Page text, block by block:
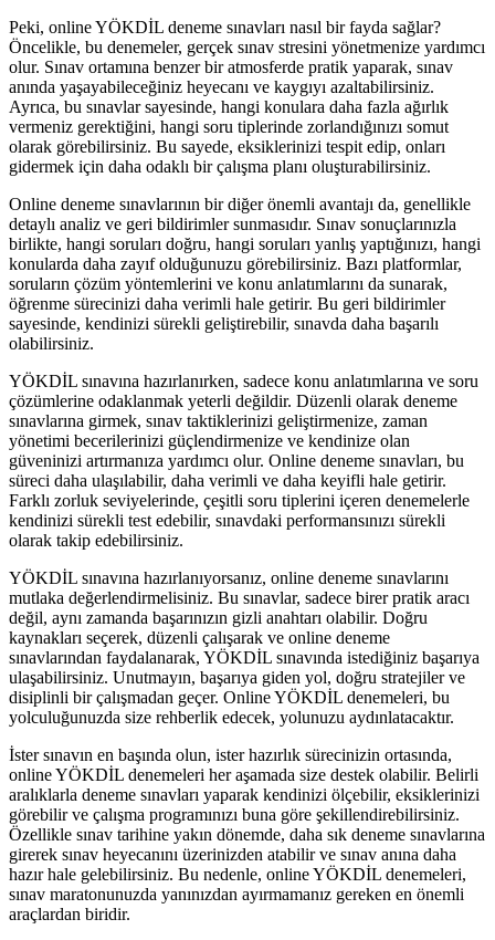
Peki, online YÖKDİL deneme sınavları nasıl bir fayda sağlar?
Öncelikle, bu denemeler, gerçek sınav stresini yönetmenize yardımcı
olur. Sınav ortamına benzer bir atmosferde pratik yaparak, sınav
anında yaşayabileceğiniz heyecanı ve kaygıyı azaltabilirsiniz.
Ayrıca, bu sınavlar sayesinde, hangi konulara daha fazla ağırlık
vermeniz gerektiğini, hangi soru tiplerinde zorlandığınızı somut
olarak görebilirsiniz. Bu sayede, eksiklerinizi tespit edip, onları
gidermek için daha odaklı bir çalışma planı oluşturabilirsiniz.
Online deneme sınavlarının bir diğer önemli avantajı da, genellikle
detaylı analiz ve geri bildirimler sunmasıdır. Sınav sonuçlarınızla
birlikte, hangi soruları doğru, hangi soruları yanlış yaptığınızı, hangi
konularda daha zayıf olduğunuzu görebilirsiniz. Bazı platformlar,
soruların çözüm yöntemlerini ve konu anlatımlarını da sunarak,
öğrenme sürecinizi daha verimli hale getirir. Bu geri bildirimler
sayesinde, kendinizi sürekli geliştirebilir, sınavda daha başarılı
olabilirsiniz.
YÖKDİL sınavına hazırlanırken, sadece konu anlatımlarına ve soru
çözümlerine odaklanmak yeterli değildir. Düzenli olarak deneme
sınavlarına girmek, sınav taktiklerinizi geliştirmenize, zaman
yönetimi becerilerinizi güçlendirmenize ve kendinize olan
güveninizi artırmanıza yardımcı olur. Online deneme sınavları, bu
süreci daha ulaşılabilir, daha verimli ve daha keyifli hale getirir.
Farklı zorluk seviyelerinde, çeşitli soru tiplerini içeren denemelerle
kendinizi sürekli test edebilir, sınavdaki performansınızı sürekli
olarak takip edebilirsiniz.
YÖKDİL sınavına hazırlanıyorsanız, online deneme sınavlarını
mutlaka değerlendirmelisiniz. Bu sınavlar, sadece birer pratik aracı
değil, aynı zamanda başarınızın gizli anahtarı olabilir. Doğru
kaynakları seçerek, düzenli çalışarak ve online deneme
sınavlarından faydalanarak, YÖKDİL sınavında istediğiniz başarıya
ulaşabilirsiniz. Unutmayın, başarıya giden yol, doğru stratejiler ve
disiplinli bir çalışmadan geçer. Online YÖKDİL denemeleri, bu
yolculuğunuzda size rehberlik edecek, yolunuzu aydınlatacaktır.
İster sınavın en başında olun, ister hazırlık sürecinizin ortasında,
online YÖKDİL denemeleri her aşamada size destek olabilir. Belirli
aralıklarla deneme sınavları yaparak kendinizi ölçebilir, eksiklerinizi
görebilir ve çalışma programınızı buna göre şekillendirebilirsiniz.
Özellikle sınav tarihine yakın dönemde, daha sık deneme sınavlarına
girerek sınav heyecanını üzerinizden atabilir ve sınav anına daha
hazır hale gelebilirsiniz. Bu nedenle, online YÖKDİL denemeleri,
sınav maratonunuzda yanınızdan ayırmamanız gereken en önemli
araçlardan biridir.